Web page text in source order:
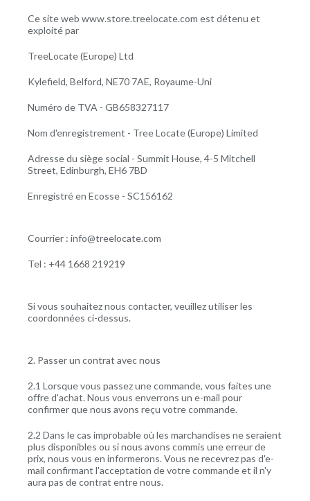
Ce site web www.store.treelocate.com est détenu et
exploité par
TreeLocate (Europe) Ltd
Kylefield, Belford, NE70 7AE, Royaume-Uni
Numéro de TVA - GB658327117
Nom d'enregistrement - Tree Locate (Europe) Limited
Adresse du siège social - Summit House, 4-5 Mitchell
Street, Edinburgh, EH6 7BD
Enregistré en Ecosse - SC156162
Courrier : info@treelocate.com
Tel : +44 1668 219219
Si vous souhaitez nous contacter, veuillez utiliser les
coordonnées ci-dessus.
2. Passer un contrat avec nous
2.1 Lorsque vous passez une commande, vous faites une
offre d'achat. Nous vous enverrons un e-mail pour
confirmer que nous avons reçu votre commande.
2.2 Dans le cas improbable où les marchandises ne seraient
plus disponibles ou si nous avons commis une erreur de
prix, nous vous en informerons. Vous ne recevrez pas d'e-
mail confirmant l'acceptation de votre commande et il n'y
aura pas de contrat entre nous.